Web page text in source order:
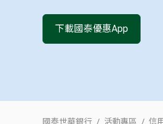
下載國泰優惠App
國泰世華銀行 活動專區 信